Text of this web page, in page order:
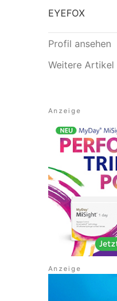
EYEFOX
Profil ansehen
Weitere Artikel